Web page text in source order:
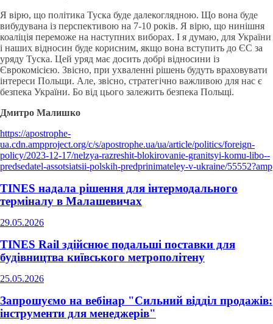
Я вірю, що політика Туска буде далекоглядною. Що вона буде
вибудувана із перспективою на 7-10 років. Я вірю, що нинішня
коаліція переможе на наступних виборах. І я думаю, для України
і наших відносин буде корисним, якщо вона вступить до ЄС за
уряду Туска. Цей уряд має досить добрі відносини із
Єврокомісією. Звісно, при ухваленні рішень будуть враховувати
інтереси Польщи. Але, звісно, стратегічно важливою для нас є
безпека України. Бо від цього залежить безпека Польщі.
Дмитро Малишко
https://apostrophe-
ua.cdn.ampproject.org/c/s/apostrophe.ua/ua/article/politics/foreign-
policy/2023-12-17/nelzya-razreshit-blokirovanie-granitsyi-komu-libo--
predsedatel-assotsiatsii-polskih-predprinimateley-v-ukraine/55552?amp
TINES надала рішення для інтермодального
терміналу в Малашевичах
29.05.2026
TINES Rail здійснює подальші поставки для
будівництва київського метрополітену
25.05.2026
Запрошуємо на вебінар "Сильний відділ продажів:
інструменти для менеджерів"